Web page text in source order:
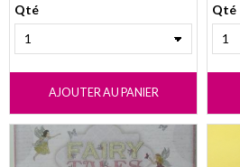
Qté
AJOUTER AU PANIER
Qté